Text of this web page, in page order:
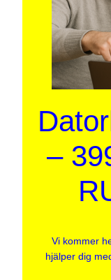
–
Vi kommer
hjälper dig